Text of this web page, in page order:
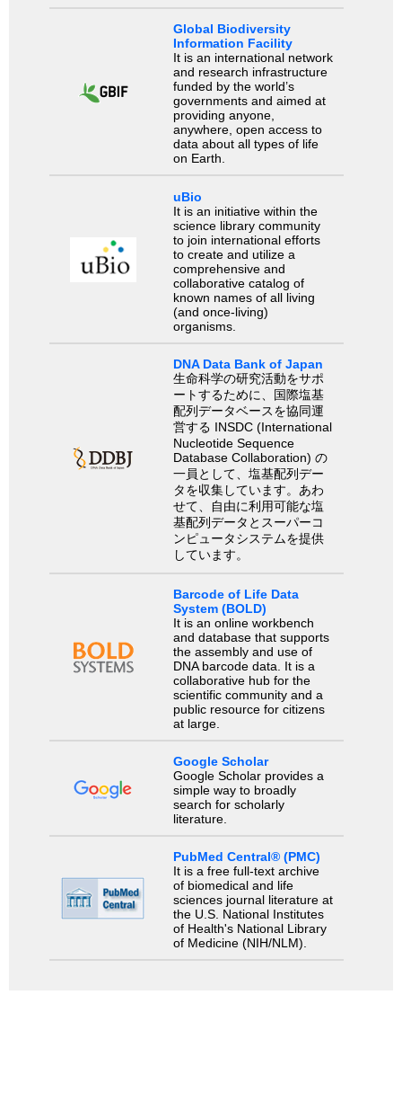
Global Biodiversity
Information Facility
It is an international network
and research infrastructure
funded by the world’s
governments and aimed at
providing anyone,
anywhere, open access to
data about all types of life
on Earth.
uBio
It is an initiative within the
science library community
to join international efforts
to create and utilize a
comprehensive and
collaborative catalog of
known names of all living
(and once-living)
organisms.
DNA Data Bank of Japan
生命科学の研究活動をサポ
ートするために、国際塩基
配列データベースを協同運
営する INSDC (International
Nucleotide Sequence
Database Collaboration) の
一員として、塩基配列デー
タを収集しています。あわ
せて、自由に利用可能な塩
基配列データとスーパーコ
ンピュータシステムを提供
しています。
Barcode of Life Data
System (BOLD)
It is an online workbench
and database that supports
the assembly and use of
DNA barcode data. It is a
collaborative hub for the
scientific community and a
public resource for citizens
at large.
Google Scholar
Google Scholar provides a
simple way to broadly
search for scholarly
literature.
PubMed Central® (PMC)
It is a free full-text archive
of biomedical and life
sciences journal literature at
the U.S. National Institutes
of Health's National Library
of Medicine (NIH/NLM).